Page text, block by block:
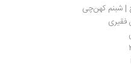
| شبنم کهن‌چی
فقیری